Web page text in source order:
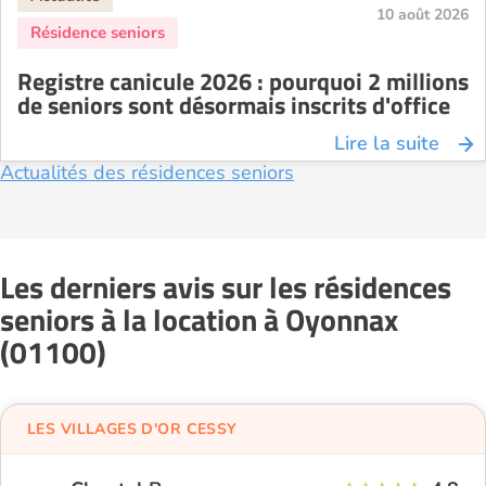
10 août 2026
Registre canicule 2026 : pourquoi 2 millions
de seniors sont désormais inscrits d'office
Lire la suite
Actualités des résidences seniors
Les derniers avis sur les résidences
seniors à la location à Oyonnax
(01100)
LES VILLAGES D'OR CESSY